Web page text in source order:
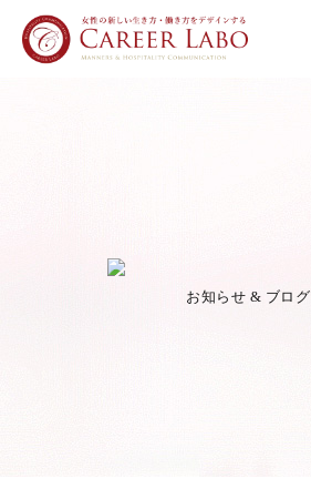
お知らせ & ブログ